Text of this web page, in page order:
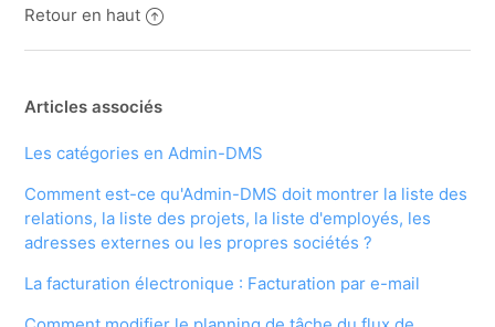
Retour en haut
Articles associés
Les catégories en Admin-DMS
Comment est-ce qu'Admin-DMS doit montrer la liste des
relations, la liste des projets, la liste d'employés, les
adresses externes ou les propres sociétés ?
La facturation électronique : Facturation par e-mail